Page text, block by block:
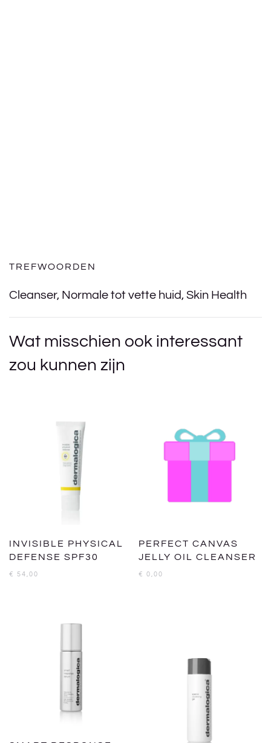
TREFWOORDEN
Cleanser, Normale tot vette huid, Skin Health
Wat misschien ook interessant
zou kunnen zijn
INVISIBLE PHYSICAL
DEFENSE SPF30
€ 54,00
PERFECT CANVAS
JELLY OIL CLEANSER
€ 0,00